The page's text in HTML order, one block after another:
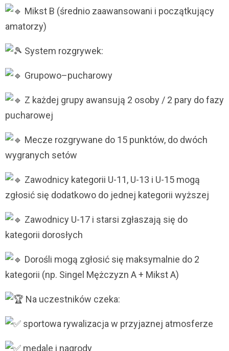
Mikst B (średnio zaawansowani i początkujący
amatorzy)
System rozgrywek:
Grupowo–pucharowy
Z każdej grupy awansują 2 osoby / 2 pary do fazy
pucharowej
Mecze rozgrywane do 15 punktów, do dwóch
wygranych setów
Zawodnicy kategorii U-11, U-13 i U-15 mogą
zgłosić się dodatkowo do jednej kategorii wyższej
Zawodnicy U-17 i starsi zgłaszają się do
kategorii dorosłych
Dorośli mogą zgłosić się maksymalnie do 2
kategorii (np. Singel Mężczyzn A + Mikst A)
Na uczestników czeka:
sportowa rywalizacja w przyjaznej atmosferze
medale i nagrody